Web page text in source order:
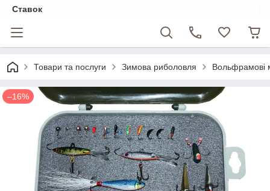
Ставок
Товари та послуги Зимова риболовля Вольфрамові
–16%